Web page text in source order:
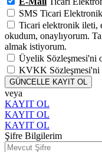
SMS Ticari
Ticari elektronik ileti,
okudum, onaylıyorum.
almak istiyorum.
Üyelik Sözleşmesi'ni
KVKK Sözleşmesi'ni
GÜNCELLE KAYIT OL
veya
KAYIT OL
KAYIT OL
KAYIT OL
Şifre Bilgilerim